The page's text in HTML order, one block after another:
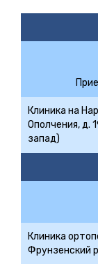
Клиника на
Ополчения, д.
запад)
Клиника
Фрунзенский